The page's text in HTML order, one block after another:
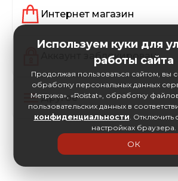
Интернет магазин
Аккаунт заблокирован
Другое
Используем куки для
работы сайта
Продолжая пользоваться сайтом, вы
обработку персональных данных
Метрика», «Roistat», обработку
пользовательских данных в
конфиденциальности. Отключить
настройках браузера.
ОК